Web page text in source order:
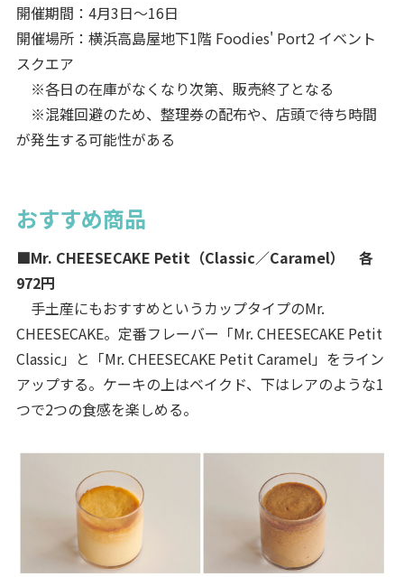
開催期間：4月3日〜16日
開催場所：横浜高島屋地下1階 Foodies' Port2 イベント
スクエア
※各日の在庫がなくなり次第、販売終了となる
※混雑回避のため、整理券の配布や、店頭で待ち時間
が発生する可能性がある
おすすめ商品
■Mr. CHEESECAKE Petit（Classic／Caramel） 各
972円
手土産にもおすすめというカップタイプのMr.
CHEESECAKE。定番フレーバー「Mr. CHEESECAKE Petit
Classic」と「Mr. CHEESECAKE Petit Caramel」をライン
アップする。ケーキの上はベイクド、下はレアのような1
つで2つの食感を楽しめる。